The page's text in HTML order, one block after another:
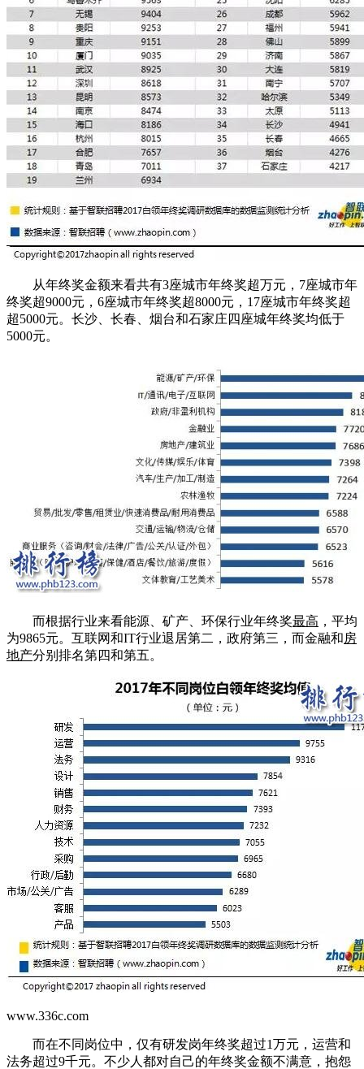
从年终奖金额来看共有3座城市年终奖超万元，7座城市年
终奖超9000元，6座城市年终奖超8000元，17座城市年终奖超
超5000元。长沙、长春、烟台和石家庄四座城年终奖均低于
5000元。
而根据行业来看能源、矿产、环保行业年终奖最高 ，平均
为9865元。互联网和IT行业退居第二，政府第三，而金融和房
地产分别排名第四和第五。
www.336c.com
而在不同岗位中，仅有研发岗年终奖超过1万元，运营和
法务超过9千元。不少人都对自己的年终奖金额不满意，抱怨